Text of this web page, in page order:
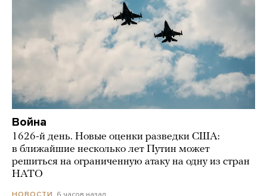
Война
1626-й день. Новые оценки разведки США:
в ближайшие несколько лет Путин может
решиться на ограниченную атаку на одну из стран
НАТО
6 часов назад